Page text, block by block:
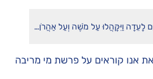
לָעֵדָה וַיִּקָּהֲלוּ עַל מֹשֶׁה וְעַל אַהֲרֹן…
אנו קוראים על פרשת מי מריבה